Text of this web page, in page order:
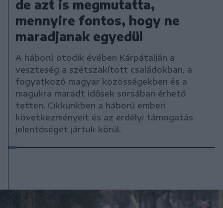
de azt is megmutatta,
mennyire fontos, hogy ne
maradjanak egyedül
A háború ötödik évében Kárpátalján a
veszteség a szétszakított családokban, a
fogyatkozó magyar közösségekben és a
magukra maradt idősek sorsában érhető
tetten. Cikkünkben a háború emberi
következményeit és az erdélyi támogatás
jelentőségét jártuk körül.